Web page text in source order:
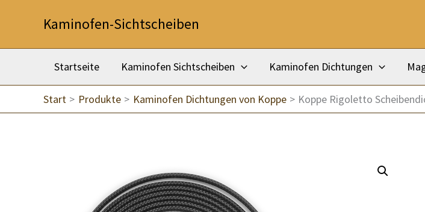
Kaminofen-Sichtscheiben
Startseite Kaminofen Sichtscheiben Kaminofen Dichtungen
Start Produkte Kaminofen Dichtungen von Koppe Koppe Rigoletto